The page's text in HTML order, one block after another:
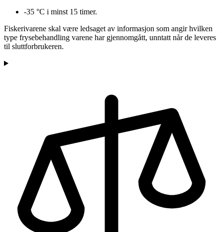
-35 °C i minst 15 timer.
Fiskerivarene skal være ledsaget av informasjon som angir hvilken
type frysebehandling varene har gjennomgått, unntatt når de leveres
til sluttforbrukeren.